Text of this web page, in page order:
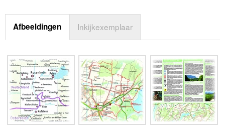
Afbeeldingen Inkijkexemplaar